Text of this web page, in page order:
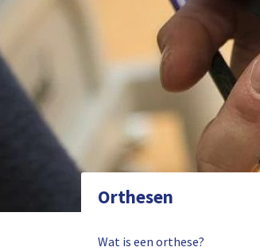
Orthesen
Wat is een orthese?